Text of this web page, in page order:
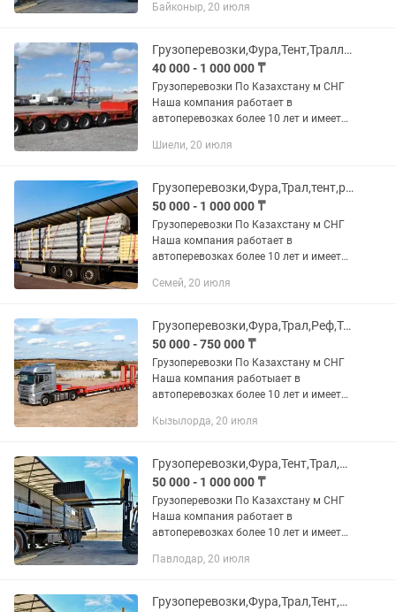
Предоставляем все виды документов.
Байконыр, 20 июля
Грузоперевозки,Фура,Тент,Тралл,Реф,площадка,длинномер,камаз,газель
40 000 - 1 000 000 ₸
Грузоперевозки По Казахстану м СНГ
Наша компания работает в
автоперевозках более 10 лет и имеет
Предоставляем все виды документов.
Шиели, 20 июля
Грузоперевозки,Фура,Трал,тент,реф,длинномер,площадка,самосвал,снг,россия
50 000 - 1 000 000 ₸
Грузоперевозки По Казахстану м СНГ
Наша компания работает в
автоперевозках более 10 лет и имеет
Предоставляем все виды документов.
Семей, 20 июля
Грузоперевозки,Фура,Трал,Реф,Тент,площадка,длинномер,самосвал,газельь
50 000 - 750 000 ₸
Грузоперевозки По Казахстану м СНГ
Наша компания работыает в
автоперевозках более 10 лет и имеет
Предоставляем все виды документов.
Кызылорда, 20 июля
Грузоперевозки,Фура,Тент,Трал,Реф,площадка,длинномер,самосвал,камаз,газель
50 000 - 1 000 000 ₸
Грузоперевозки По Казахстану м СНГ
Наша компания работает в
автоперевозках более 10 лет и имеет
Предоставляем все виды документов.
Павлодар, 20 июля
Грузоперевозки,Фура,Трал,Тент,Реф,Площадка,Длинномер,камаз,газель,самосвал